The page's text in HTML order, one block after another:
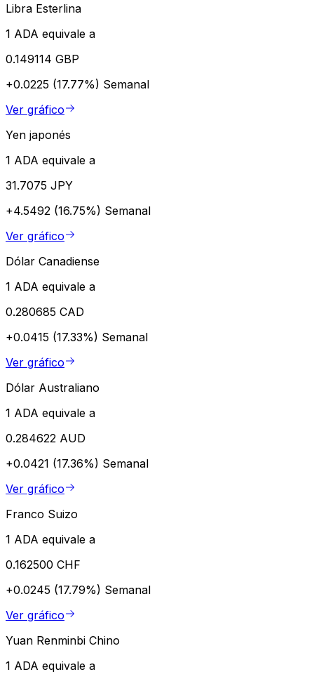
Libra Esterlina
1 ADA equivale a
0.149114 GBP
+0.0225 (17.77%) Semanal
Ver gráfico
Yen japonés
1 ADA equivale a
31.7075 JPY
+4.5492 (16.75%) Semanal
Ver gráfico
Dólar Canadiense
1 ADA equivale a
0.280685 CAD
+0.0415 (17.33%) Semanal
Ver gráfico
Dólar Australiano
1 ADA equivale a
0.284622 AUD
+0.0421 (17.36%) Semanal
Ver gráfico
Franco Suizo
1 ADA equivale a
0.162500 CHF
+0.0245 (17.79%) Semanal
Ver gráfico
Yuan Renminbi Chino
1 ADA equivale a